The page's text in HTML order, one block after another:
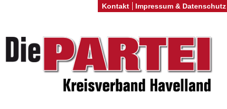
Kontakt Impressum & Datenschutz